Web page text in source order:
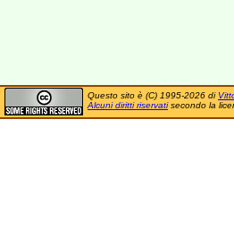
Questo sito è (C) 1995-2026 di
Alcuni diritti riservatisecondo la